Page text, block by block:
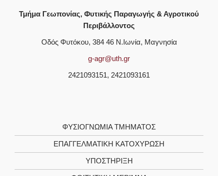
Τμήμα Γεωπονίας, Φυτικής Παραγωγής & Αγροτικού
Περιβάλλοντος
Οδός Φυτόκου, 384 46 Ν.Ιωνία, Μαγνησία
g-agr@uth.gr
2421093151, 2421093161
ΦΥΣΙΟΓΝΩΜΙΑ ΤΜΗΜΑΤΟΣ
ΕΠΑΓΓΕΛΜΑΤΙΚΗ ΚΑΤΟΧΥΡΩΣΗ
ΥΠΟΣΤΗΡΙΞΗ